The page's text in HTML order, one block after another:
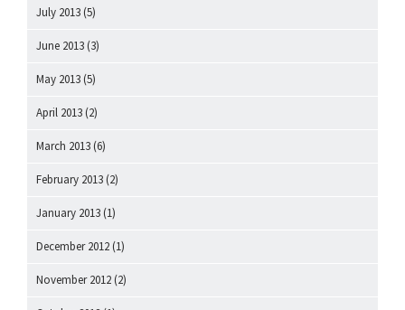
July 2013 (5)
June 2013 (3)
May 2013 (5)
April 2013 (2)
March 2013 (6)
February 2013 (2)
January 2013 (1)
December 2012 (1)
November 2012 (2)